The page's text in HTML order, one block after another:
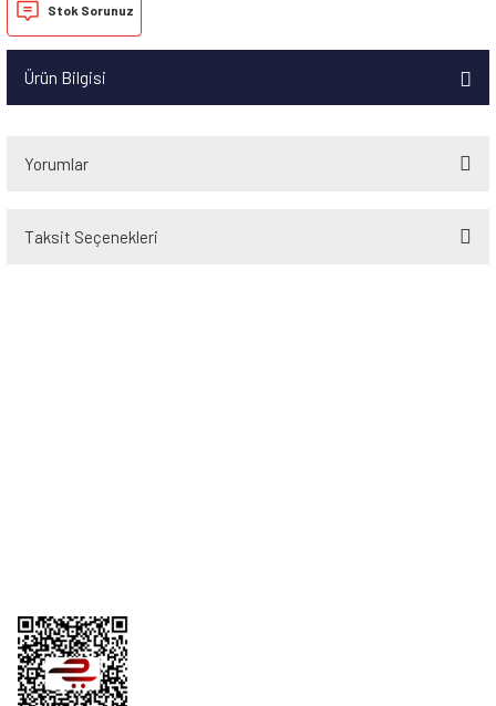
Stok Sorunuz
Ürün Bilgisi
Yorumlar
Taksit Seçenekleri